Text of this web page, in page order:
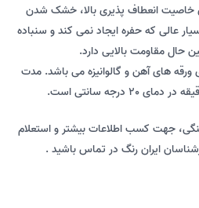
خاصیت انعطاف پذیری بالا، خشک شدن
عالی که حفره ایجاد نمی کند و سنباده
حال مقاومت بالایی دارد.
های آهن و گالوانیزه می باشد. مدت
جهت کسب اطلاعات بیشتر و استعلام
ایران رنگ در تماس باشید .